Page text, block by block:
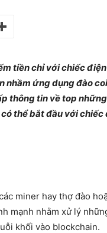
tiền chỉ với chiếc
nhầm ứng dụng đào
thông tin về top
thể bắt đầu với chiếc
miner hay thợ đào
mạnh nhằm xử lý
khối vào blockchain.